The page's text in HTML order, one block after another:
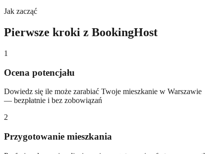
Jak zacząć
Pierwsze kroki z BookingHost
1
Ocena potencjału
Dowiedz się ile może zarabiać Twoje mieszkanie w Warszawie
— bezpłatnie i bez zobowiązań
2
Przygotowanie mieszkania